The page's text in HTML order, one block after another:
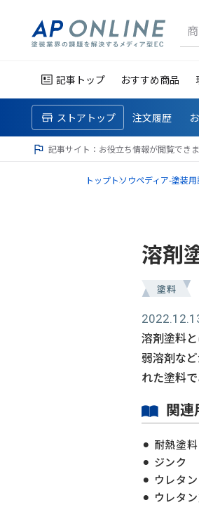
記事トップ おすすめ商品
ストアトップ 注文履歴
記事サイト：お役立ち情報が閲覧でき
トップトソウペディア-塗装
溶剤
塗料
溶剤塗料
弱溶剤な
れた塗料で
関連
耐熱塗料
ジンク
ウレタ
ウレタ